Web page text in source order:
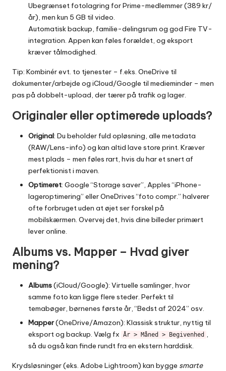
Ubegrænset fotolagring for Prime-medlemmer (389 kr/
år), men kun 5 GB til video.
Automatisk backup, familie-delingsrum og god Fire TV-
integration. Appen kan føles forældet, og eksport
kræver tålmodighed.
Tip: Kombinér evt. to tjenester – f.eks. OneDrive til
dokumenter/arbejde og iCloud/Google til medieminder – men
pas på dobbelt-upload, der tærer på trafik og lager.
Originaler eller optimerede uploads?
Original: Du beholder fuld opløsning, alle metadata
(RAW/Lens-info) og kan altid lave store print. Kræver
mest plads – men føles rart, hvis du har et snert af
perfektionist i maven.
Optimeret: Google “Storage saver”, Apples “iPhone-
lageroptimering” eller OneDrives “foto compr.” halverer
ofte forbruget uden at øjet ser forskel på
mobilskærmen. Overvej det, hvis dine billeder primært
lever online.
Albums vs. Mapper – Hvad giver
mening?
Albums(iCloud/Google): Virtuelle samlinger, hvor
samme foto kan ligge flere steder. Perfekt til
temabøger, børnenes første år, “Bedst af 2024” osv.
Mapper(OneDrive/Amazon): Klassisk struktur, nyttig til
eksport og backup. Vælg fx År > Måned > Begivenhed ,
så du også kan finde rundt fra en ekstern harddisk.
Krydsløsninger (eks. Adobe Lightroom) kan bygge smarte